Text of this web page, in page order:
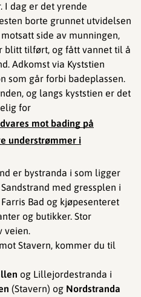
I dag er det yrende
borte grunnet utvidelsen
side av munningen,
blitt tilført, og fått vannet til å
Adkomst via Kyststien
som går forbi badeplassen.
og langs kyststien er det
for
mot bading på
understrømmer i
er bystranda i som ligger
med gressplen i
Bad og kjøpesenteret
og butikker. Stor
veien.
Stavern, kommer du til
og Lillejordestranda i
(Stavern) og Nordstranda